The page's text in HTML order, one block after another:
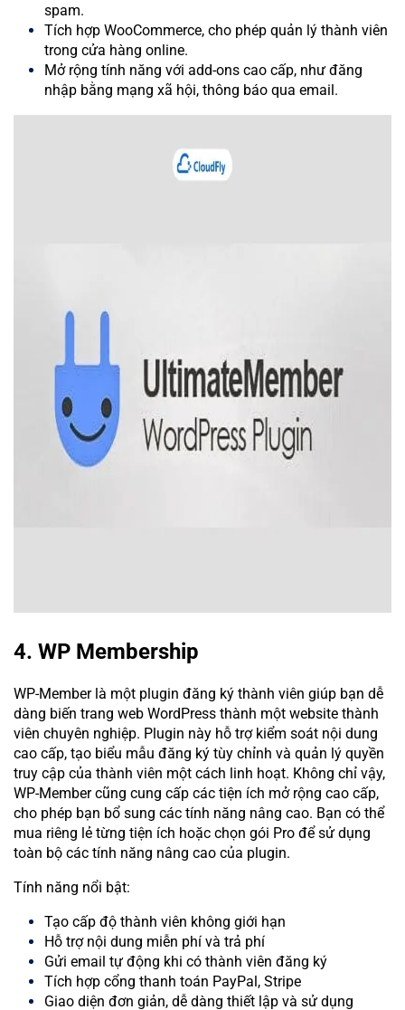
spam.
Tích hợp WooCommerce, cho phép quản lý thành viên
trong cửa hàng online.
Mở rộng tính năng với add-ons cao cấp, như đăng
nhập bằng mạng xã hội, thông báo qua email.
4. WP Membership
WP-Member là một plugin đăng ký thành viên giúp bạn dễ
dàng biến trang web WordPress thành một website thành
viên chuyên nghiệp. Plugin này hỗ trợ kiểm soát nội dung
cao cấp, tạo biểu mẫu đăng ký tùy chỉnh và quản lý quyền
truy cập của thành viên một cách linh hoạt. Không chỉ vậy,
WP-Member cũng cung cấp các tiện ích mở rộng cao cấp,
cho phép bạn bổ sung các tính năng nâng cao. Bạn có thể
mua riêng lẻ từng tiện ích hoặc chọn gói Pro để sử dụng
toàn bộ các tính năng nâng cao của plugin.
Tính năng nổi bật:
Tạo cấp độ thành viên không giới hạn
Hỗ trợ nội dung miễn phí và trả phí
Gửi email tự động khi có thành viên đăng ký
Tích hợp cổng thanh toán PayPal, Stripe
Giao diện đơn giản, dễ dàng thiết lập và sử dụng